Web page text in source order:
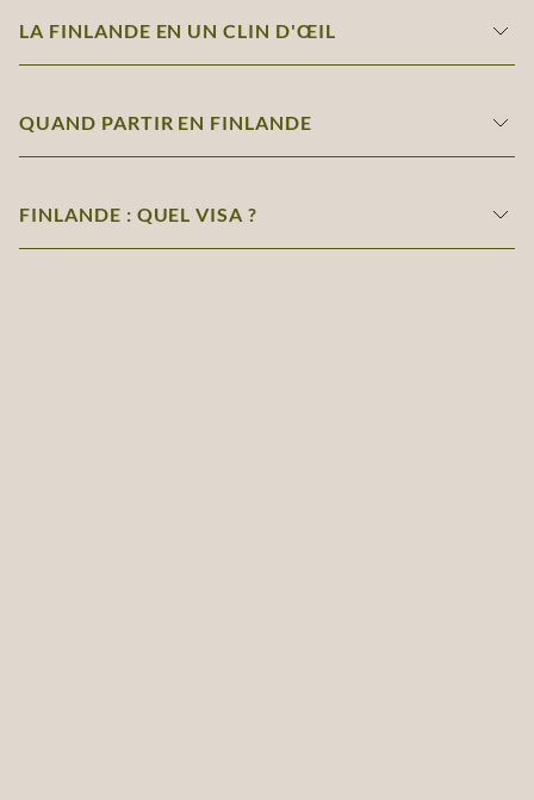
LA FINLANDE EN UN CLIN D'ŒIL
QUAND PARTIR EN FINLANDE
FINLANDE : QUEL VISA ?